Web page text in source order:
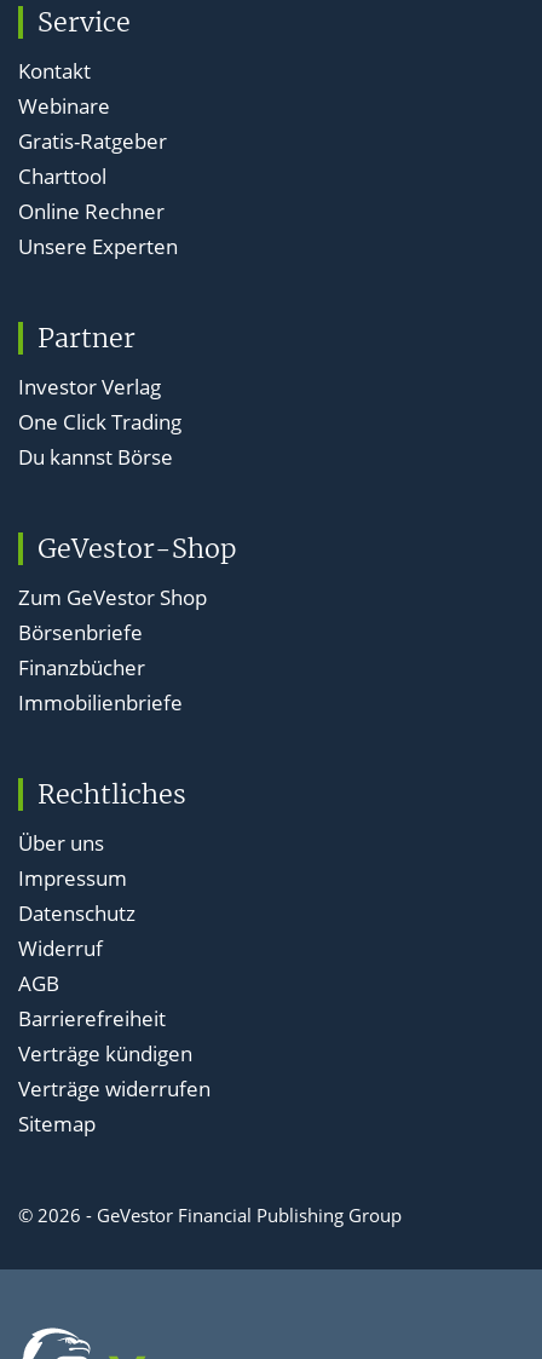
Service
Kontakt
Webinare
Gratis-Ratgeber
Charttool
Online Rechner
Unsere Experten
Partner
Investor Verlag
One Click Trading
Du kannst Börse
GeVestor-Shop
Zum GeVestor Shop
Börsenbriefe
Finanzbücher
Immobilienbriefe
Rechtliches
Über uns
Impressum
Datenschutz
Widerruf
AGB
Barrierefreiheit
Verträge kündigen
Verträge widerrufen
Sitemap
© 2026 - GeVestor Financial Publishing Group